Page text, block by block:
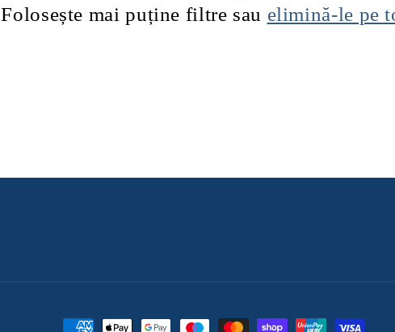
Folosește mai puține filtre sau elimină-le pe
Metode